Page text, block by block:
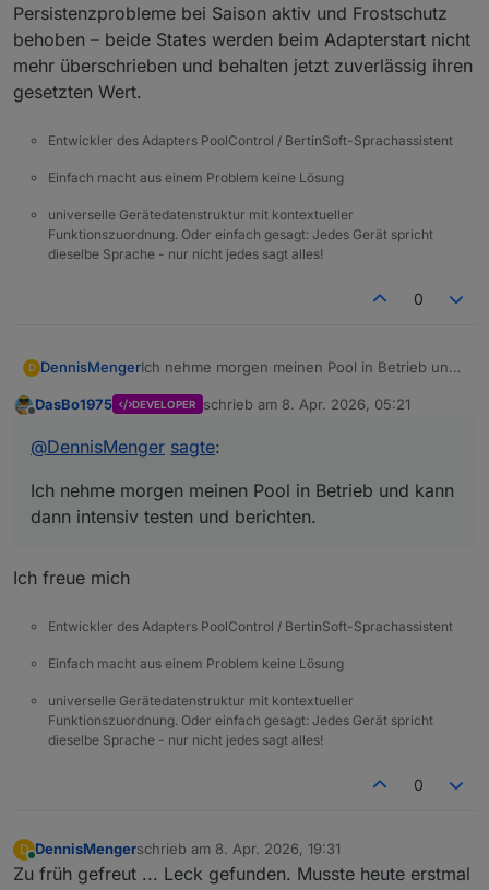
Persistenzprobleme bei Saison aktiv und Frostschutz
behoben – beide States werden beim Adapterstart nicht
mehr überschrieben und behalten jetzt zuverlässig ihren
gesetzten Wert.
Entwickler des Adapters PoolControl / BertinSoft-Sprachassistent
Einfach macht aus einem Problem keine Lösung
universelle Gerätedatenstruktur mit kontextueller
Funktionszuordnung. Oder einfach gesagt: Jedes Gerät spricht
dieselbe Sprache - nur nicht jedes sagt alles!
0
D DennisMengerIch nehme morgen meinen Pool in Betrieb und
DasBo1975 DEVELOPER schrieb am 8. Apr. 2026, 05:21
zuletzt editiert von
@DennisMenger sagte:
Ich nehme morgen meinen Pool in Betrieb und kann
dann intensiv testen und berichten.
Ich freue mich
Entwickler des Adapters PoolControl / BertinSoft-Sprachassistent
Einfach macht aus einem Problem keine Lösung
universelle Gerätedatenstruktur mit kontextueller
Funktionszuordnung. Oder einfach gesagt: Jedes Gerät spricht
dieselbe Sprache - nur nicht jedes sagt alles!
0
D
Online
DennisMengerschrieb am 8. Apr. 2026, 19:31
zuletzt editiert von
Zu früh gefreut ... Leck gefunden. Musste heute erstmal